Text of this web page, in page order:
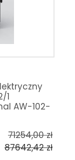
1
AW-102-
71254,00zł
87642,42zł